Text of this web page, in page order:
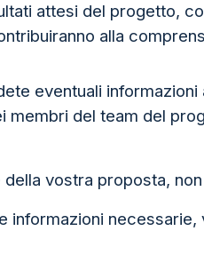
attesi del progetto,
alla
eventuali
membri del team del
vostra proposta,
informazioni